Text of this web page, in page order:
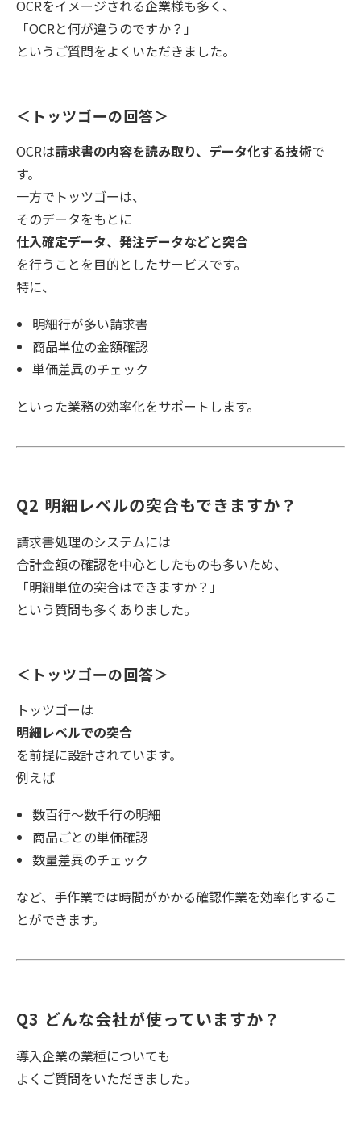
OCRをイメージされる企業様も多く、
「OCRと何が違うのですか？」
というご質問をよくいただきました。
＜トッツゴーの回答＞
OCRは請求書の内容を読み取り、データ化する技術で
す。
一方でトッツゴーは、
そのデータをもとに
仕入確定データ、発注データなどと突合
を行うことを目的としたサービスです。
特に、
明細行が多い請求書
商品単位の金額確認
単価差異のチェック
といった業務の効率化をサポートします。
Q2 明細レベルの突合もできますか？
請求書処理のシステムには
合計金額の確認を中心としたものも多いため、
「明細単位の突合はできますか？」
という質問も多くありました。
＜トッツゴーの回答＞
トッツゴーは
明細レベルでの突合
を前提に設計されています。
例えば
数百行〜数千行の明細
商品ごとの単価確認
数量差異のチェック
など、手作業では時間がかかる確認作業を効率化するこ
とができます。
Q3 どんな会社が使っていますか？
導入企業の業種についても
よくご質問をいただきました。